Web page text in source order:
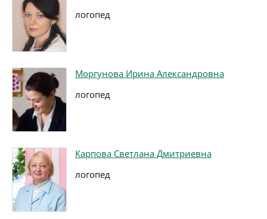
логопед
Моргунова Ирина Александровна
логопед
Карпова Светлана Дмитриевна
логопед